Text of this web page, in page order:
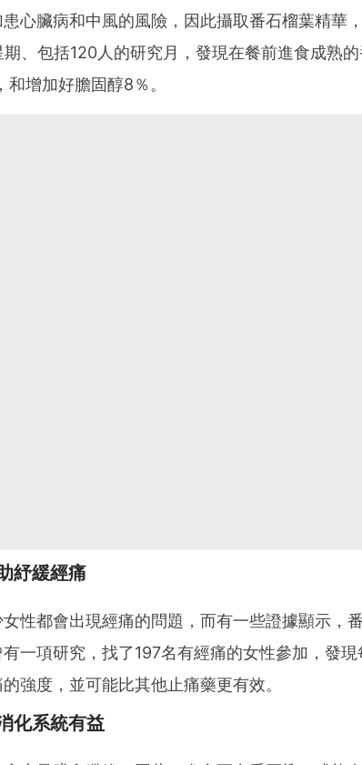
心臟病和中風的風險，因此攝取番石榴葉精華
期、包括120人的研究月，發現在餐前進食成熟
和增加好膽固醇8％。
紓緩經痛
性都會出現經痛的問題，而有一些證據顯示，
有一項研究，找了197名有經痛的女性參加，發
強度，並可能比其他止痛藥更有效。
化系統有益